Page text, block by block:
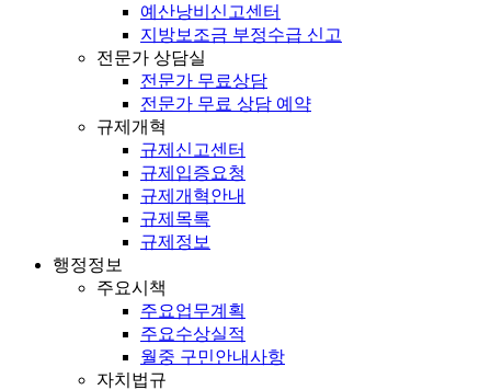
예산낭비신고센터
지방보조금 부정수급 신고
전문가 상담실
전문가 무료상담
전문가 무료 상담 예약
규제개혁
규제신고센터
규제입증요청
규제개혁안내
규제목록
규제정보
행정정보
주요시책
주요업무계획
주요수상실적
월중 구민안내사항
자치법규